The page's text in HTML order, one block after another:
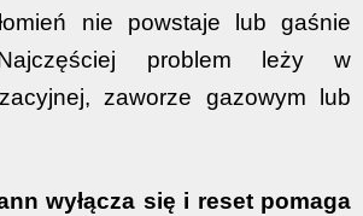
nie powstaje lub gaśnie
problem leży w
zaworze gazowym lub
wyłącza się i reset pomaga